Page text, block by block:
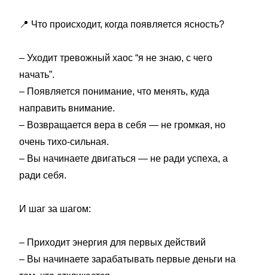
📍 Что происходит, когда появляется ясность?
– Уходит тревожный хаос “я не знаю, с чего
начать”.
– Появляется понимание, что менять, куда
направить внимание.
– Возвращается вера в себя — не громкая, но
очень тихо-сильная.
– Вы начинаете двигаться — не ради успеха, а
ради себя.
И шаг за шагом:
– Приходит энергия для первых действий
– Вы начинаете зарабатывать первые деньги на